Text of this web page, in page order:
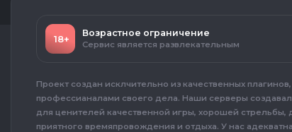
18+
Возрастное ограничение
Сервис является развлекательным
Проект создан исклчительно из качественных плагинов,
профессианалами своего дела. Наши серверы
для ценителей качественной игры, хорошей стрельбы,
приятного времяпровождения и отдыха. У нас